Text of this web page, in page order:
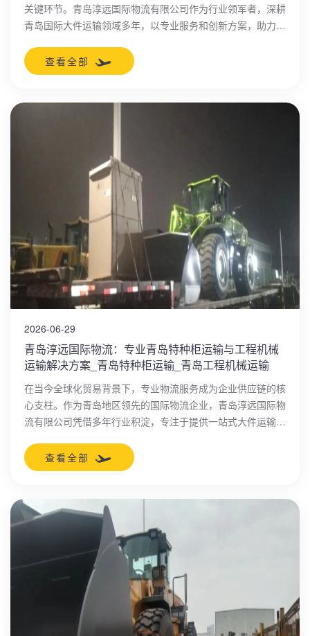
关键环节。青岛淳远国际物流有限公司作为行业领军者，深耕
青岛国际大件运输领域多年，以专业服务和创新方案，助力企
内外的综合网络，专注于大件货物、机械设备及整车物流的跨
境运输，确保每一件“重器”都安全、高效抵达目的地。
查看全部
2026-06-29
青岛淳远国际物流：专业青岛特种柜运输与工程机械
运输解决方案_青岛特种柜运输_青岛工程机械运输
在当今全球化贸易背景下，专业物流服务成为企业供应链的核
心支柱。作为青岛地区领先的国际物流企业，青岛淳远国际物
流有限公司凭借多年行业积淀，专注于提供一站式大件运输解
内外客户打造高效、安全、可靠的物流网络，助力企业优化运
营成本并提升市场竞争力。
查看全部